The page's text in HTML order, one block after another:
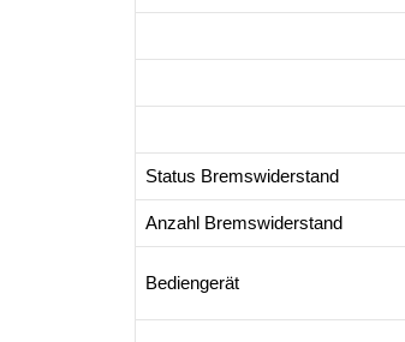
Status Bremswiderstand
Anzahl Bremswiderstand
Bediengerät